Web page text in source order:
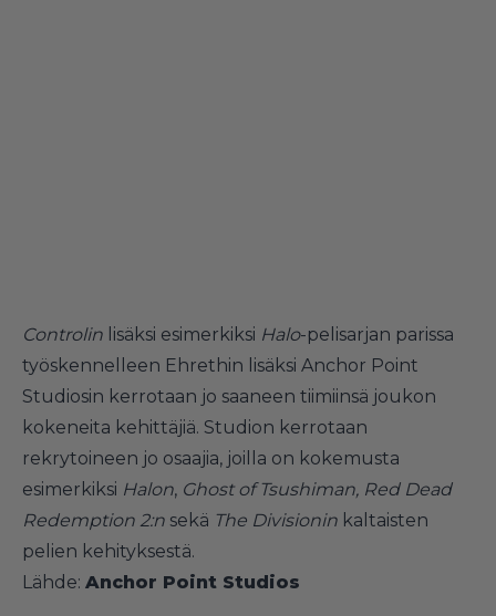
Controlin lisäksi esimerkiksi Halo-pelisarjan parissa
työskennelleen Ehrethin lisäksi Anchor Point
Studiosin kerrotaan jo saaneen tiimiinsä joukon
kokeneita kehittäjiä. Studion kerrotaan
rekrytoineen jo osaajia, joilla on kokemusta
esimerkiksi Halon, Ghost of Tsushiman, Red Dead
Redemption 2:n sekä The Divisionin kaltaisten
pelien kehityksestä.
Lähde: Anchor Point Studios